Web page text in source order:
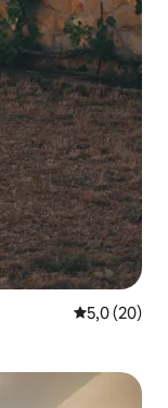
Calificación
5,0 (20)